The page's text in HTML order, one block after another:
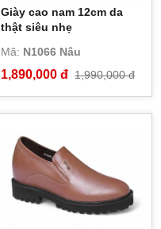
Giày cao nam 12cm da
thật siêu nhẹ
Mã: N1066 Nâu
1,890,000 đ 1,990,000 đ